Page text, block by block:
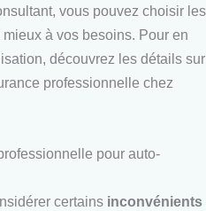
vous pouvez choisir les
à vos besoins. Pour en
découvrez les détails sur
professionnelle chez
pour auto-
certains inconvénients